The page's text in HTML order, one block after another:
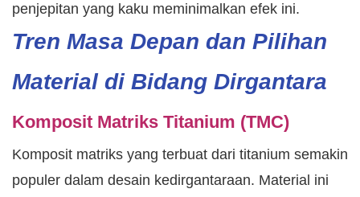
penjepitan yang kaku meminimalkan efek ini.
Tren Masa Depan dan Pilihan
Material di Bidang Dirgantara
Komposit Matriks Titanium (TMC)
Komposit matriks yang terbuat dari titanium semakin
populer dalam desain kedirgantaraan. Material ini